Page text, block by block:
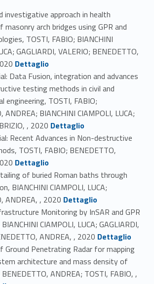
investigative approach in health
arch bridges using GPR and
TOSTI, FABIO; BIANCHINI
GAGLIARDI, VALERIO; BENEDETTO,
Link identifier #identifier_person_62832-6Dettaglio
Data Fusion, integration and advances
testing methods in civil and
engineering, TOSTI, FABIO;
ANDREA; BIANCHINI CIAMPOLI, LUCA;
, 2020 Link identifier #identifier_person_2460-7Dettaglio
Recent Advances in Non-destructive
TOSTI, FABIO; BENEDETTO,
Link identifier #identifier_person_187277-8Dettaglio
of buried Roman baths through
BIANCHINI CIAMPOLI, LUCA;
ANDREA, , 2020 Link identifier #identifier_person_39884-9Dettaglio
Monitoring by InSAR and GPR
CIAMPOLI, LUCA; GAGLIARDI,
ANDREA, , 2020Link identifier #identifier_person_118645-10Dettaglio
Ground Penetrating Radar for mapping
architecture and mass density of
ANDREA; TOSTI, FABIO, ,